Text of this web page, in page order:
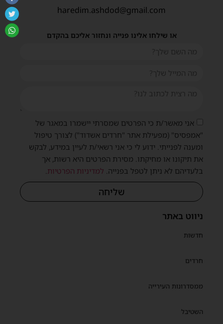
ניווט באתר
חדשות
חרדים
ממסדרונות העירייה
השטיבל
haredim.ashdod@gmail.com
או שילחו אלינו פנייה ונחזור אליכם בהקדם
אני מאשר/ת כי הפרטים שמסרתי יישמרו במאגר של
"אמפסיס" (מפעילת אתר "חרדים אשדוד") לצורך טיפול
ומענה לפנייתי. ידוע לי כי אני רשאי/ת לעיין במידע, לבקש
את תיקונו או מחיקתו. מסירת הפרטים היא רשות, אך
בלעדיהם לא ניתן לטפל בפנייה. למדיניות הפרטיות
שליחה